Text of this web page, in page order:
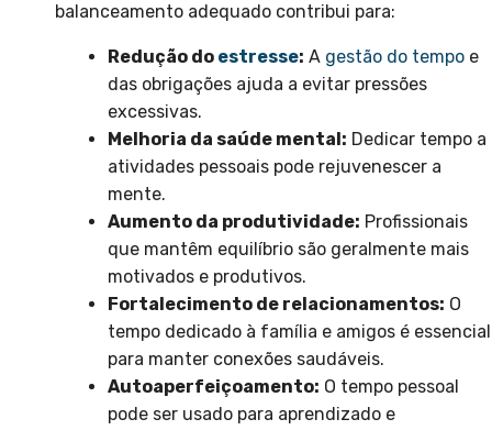
balanceamento adequado contribui para:
Redução do estresse: A gestão do tempo e
das obrigações ajuda a evitar pressões
excessivas.
Melhoria da saúde mental: Dedicar tempo a
atividades pessoais pode rejuvenescer a
mente.
Aumento da produtividade: Profissionais
que mantêm equilíbrio são geralmente mais
motivados e produtivos.
Fortalecimento de relacionamentos: O
tempo dedicado à família e amigos é essencial
para manter conexões saudáveis.
Autoaperfeiçoamento: O tempo pessoal
pode ser usado para aprendizado e